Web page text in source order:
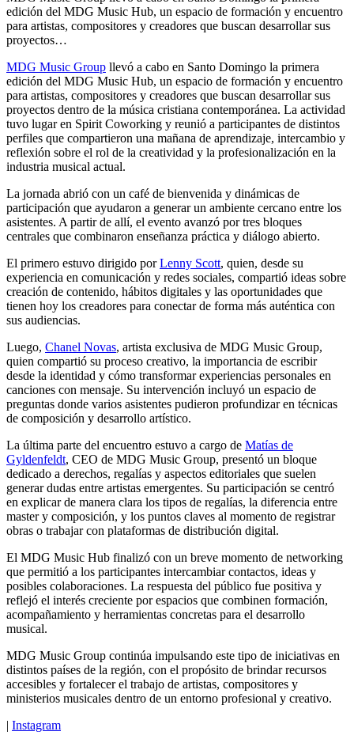
edición del MDG Music Hub, un espacio de formación y encuentro
para artistas, compositores y creadores que buscan desarrollar sus
proyectos…
MDG Music Group llevó a cabo en Santo Domingo la primera
edición del MDG Music Hub, un espacio de formación y encuentro
para artistas, compositores y creadores que buscan desarrollar sus
proyectos dentro de la música cristiana contemporánea. La actividad
tuvo lugar en Spirit Coworking y reunió a participantes de distintos
perfiles que compartieron una mañana de aprendizaje, intercambio y
reflexión sobre el rol de la creatividad y la profesionalización en la
industria musical actual.
La jornada abrió con un café de bienvenida y dinámicas de
participación que ayudaron a generar un ambiente cercano entre los
asistentes. A partir de allí, el evento avanzó por tres bloques
centrales que combinaron enseñanza práctica y diálogo abierto.
El primero estuvo dirigido porLenny Scott, quien, desde su
experiencia en comunicación y redes sociales, compartió ideas sobre
creación de contenido, hábitos digitales y las oportunidades que
tienen hoy los creadores para conectar de forma más auténtica con
sus audiencias.
Luego, Chanel Novas, artista exclusiva de MDG Music Group,
quien compartió su proceso creativo, la importancia de escribir
desde la identidad y cómo transformar experiencias personales en
canciones con mensaje. Su intervención incluyó un espacio de
preguntas donde varios asistentes pudieron profundizar en técnicas
de composición y desarrollo artístico.
La última parte del encuentro estuvo a cargo de Matías de
Gyldenfeldt, CEO de MDG Music Group, presentó un bloque
dedicado a derechos, regalías y aspectos editoriales que suelen
generar dudas entre artistas emergentes. Su participación se centró
en explicar de manera clara los tipos de regalías, la diferencia entre
master y composición, y los puntos claves al momento de registrar
obras o trabajar con plataformas de distribución digital.
El MDG Music Hub finalizó con un breve momento de networking
que permitió a los participantes intercambiar contactos, ideas y
posibles colaboraciones. La respuesta del público fue positiva y
reflejó el interés creciente por espacios que combinen formación,
acompañamiento y herramientas concretas para el desarrollo
musical.
MDG Music Group continúa impulsando este tipo de iniciativas en
distintos países de la región, con el propósito de brindar recursos
accesibles y fortalecer el trabajo de artistas, compositores y
ministerios musicales dentro de un entorno profesional y creativo.
| Instagram